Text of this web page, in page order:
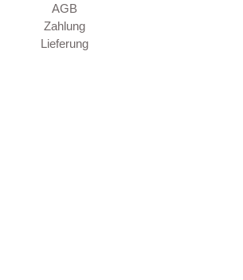
AGB
Zahlung
Lieferung